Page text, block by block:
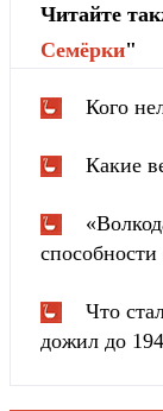
Читайте
Cемёрки"
Кого
Какие
Что
дожил до